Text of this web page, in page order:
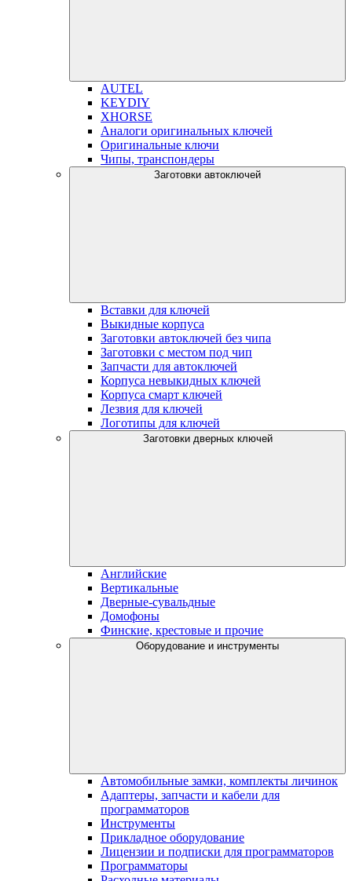
AUTEL
KEYDIY
XHORSE
Аналоги оригинальных ключей
Оригинальные ключи
Чипы, транспондеры
Заготовки автоключей
Вставки для ключей
Выкидные корпуса
Заготовки автоключей без чипа
Заготовки с местом под чип
Запчасти для автоключей
Корпуса невыкидных ключей
Корпуса смарт ключей
Лезвия для ключей
Логотипы для ключей
Заготовки дверных ключей
Английские
Вертикальные
Дверные-сувальдные
Домофоны
Финские, крестовые и прочие
Оборудование и инструменты
Автомобильные замки, комплекты личинок
Адаптеры, запчасти и кабели для
программаторов
Инструменты
Прикладное оборудование
Лицензии и подписки для программаторов
Программаторы